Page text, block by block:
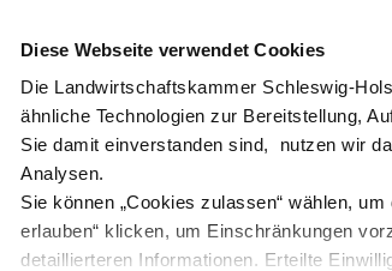
Diese Webseite verwendet Cookies
Die Landwirtschaftskammer Schleswig-
ähnliche Technologien zur Bereitstellung,
Sie damit einverstanden sind, nutzen wir
Analysen.
Sie können „Cookies zulassen“ wählen,
erlauben“ klicken, um Einschränkungen
detaillierteren Informationen. Erteilte
Ansprechpartner &
Versuche Beratung Landwirtschaft